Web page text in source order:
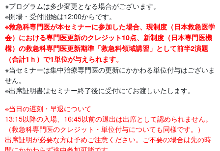
※プログラムは多少変更となる場合がございます。
※開場・受付開始は12:00からです。
※救急科専門医が本セミナーに参加した場合、現制度（日本救急医学
会）における専門医更新のクレジット10点、新制度（日本専門医機
構）の救急科専門医更新期準「救急科領域講習」として前半2演題
（合計1ｈ）で1単位が与えられます。
※当セミナーは集中治療専門医の更新にかかわる単位付与はございま
せん。
※出席証明書はセミナー終了後に受付にてお渡しいたします。
※当日の遅刻・早退について
13:15以降の入場、16:45以前の退出は出席として認められません。
（救急科専門医のクレジット・単位付与についても同様です。）
出席証明が必要な方は予めご注意ください。ご不要の場合は先の時